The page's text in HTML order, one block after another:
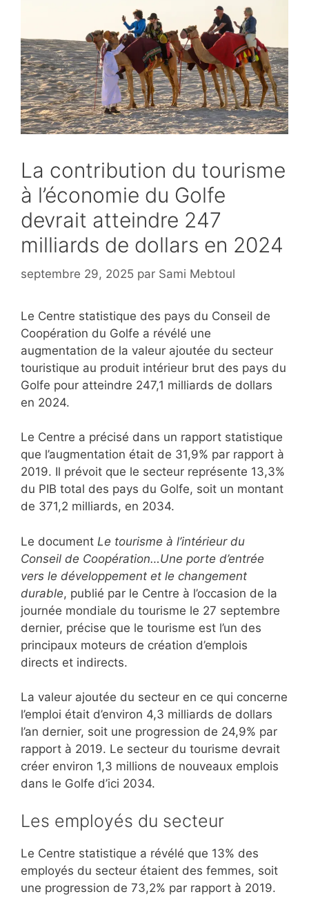
La contribution du tourisme
à l’économie du Golfe
devrait atteindre 247
milliards de dollars en 2024
septembre 29, 2025 par Sami Mebtoul
Le Centre statistique des pays du Conseil de
Coopération du Golfe a révélé une
augmentation de la valeur ajoutée du secteur
touristique au produit intérieur brut des pays du
Golfe pour atteindre 247,1 milliards de dollars
en 2024.
Le Centre a précisé dans un rapport statistique
que l’augmentation était de 31,9% par rapport à
2019. Il prévoit que le secteur représente 13,3%
du PIB total des pays du Golfe, soit un montant
de 371,2 milliards, en 2034.
Le document Le tourisme à l’intérieur du
Conseil de Coopération…Une porte d’entrée
vers le développement et le changement
durable, publié par le Centre à l’occasion de la
journée mondiale du tourisme le 27 septembre
dernier, précise que le tourisme est l’un des
principaux moteurs de création d’emplois
directs et indirects.
La valeur ajoutée du secteur en ce qui concerne
l’emploi était d’environ 4,3 milliards de dollars
l’an dernier, soit une progression de 24,9% par
rapport à 2019. Le secteur du tourisme devrait
créer environ 1,3 millions de nouveaux emplois
dans le Golfe d’ici 2034.
Les employés du secteur
Le Centre statistique a révélé que 13% des
employés du secteur étaient des femmes, soit
une progression de 73,2% par rapport à 2019.